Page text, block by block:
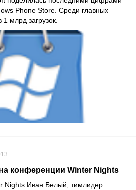
Phone Store. Среди главных —
млрд загрузок.
конференции Winter Nights
Nights Иван Белый, тимлидер